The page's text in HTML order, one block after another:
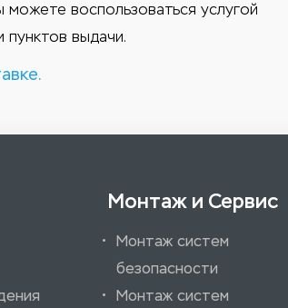
воспользоваться услугой
пунктов выдачи.
Монтаж и Сервис
Монтаж систем
безопасности
Монтаж систем